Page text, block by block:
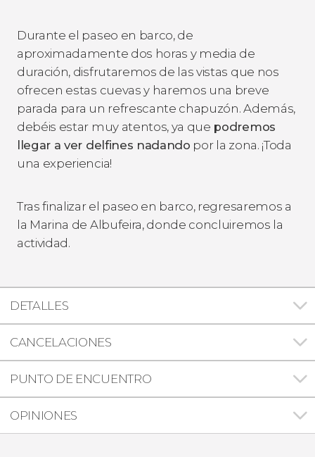
Durante el paseo en barco, de
aproximadamente dos horas y media de
duración, disfrutaremos de las vistas que nos
ofrecen estas cuevas y haremos una breve
parada para un refrescante chapuzón. Además,
debéis estar muy atentos, ya que podremos
llegar a ver delfines nadando por la zona. ¡Toda
una experiencia!
Tras finalizar el paseo en barco, regresaremos a
la Marina de Albufeira, donde concluiremos la
actividad.
DETALLES
CANCELACIONES
PUNTO DE ENCUENTRO
OPINIONES